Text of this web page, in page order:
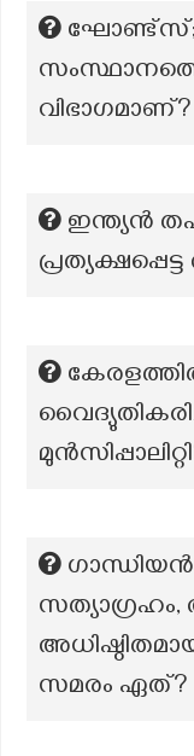
വിഭാഗമാണ്?
ഇന്ത്യൻ
സമരം ഏത്?